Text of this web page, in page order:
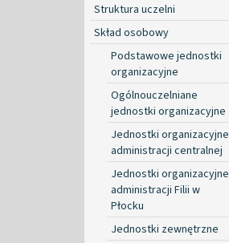
Struktura uczelni
Skład osobowy
Podstawowe jednostki
organizacyjne
Ogólnouczelniane
jednostki organizacyjne
Jednostki organizacyjne
administracji centralnej
Jednostki organizacyjne
administracji Filii w
Płocku
Jednostki zewnętrzne